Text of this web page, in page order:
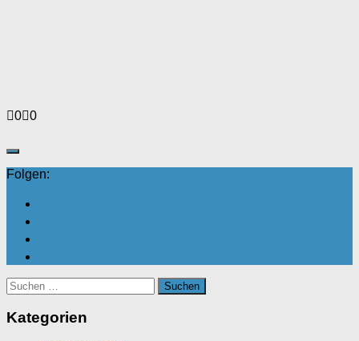
Anklicken
nach
unten.
0 Anklicken
oben.
0
Folgen:
Suchen
nach:
Kategorien